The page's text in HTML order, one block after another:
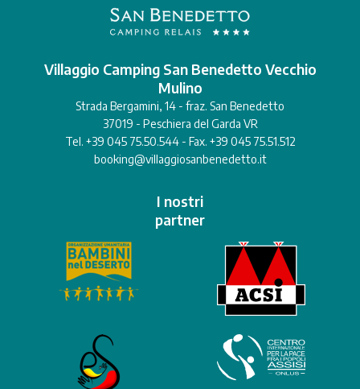
Villaggio Camping San Benedetto Vecchio
Mulino
Strada Bergamini, 14 - fraz. San Benedetto
37019 - Peschiera del Garda VR
Tel. +39 045 75.50.544 - Fax. +39 045 75.51.512
booking@villaggiosanbenedetto.it
I nostri
partner